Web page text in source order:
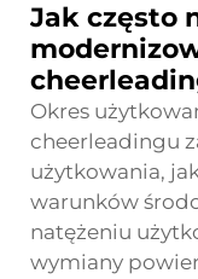
Jak często
Okres
cheerleadingu
użytkowania,
warunków
natężeniu
wymiany